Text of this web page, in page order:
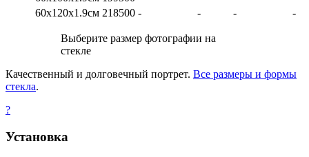
60х120х1.9см 218500 - - - -
Выберите размер фотографии на
стекле
Качественный и долговечный портрет. Все размеры и формы
стекла.
?
Установка